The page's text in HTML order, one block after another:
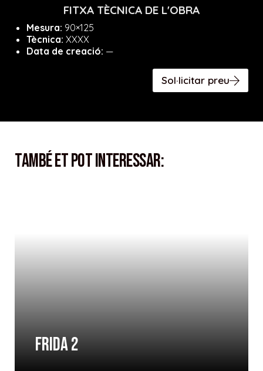
FITXA TÈCNICA DE L'OBRA
Mesura: 90×125
Tècnica: XXXX
Data de creació: —
Sol·licitar preu
També et pot interessar:
FRIDA 2